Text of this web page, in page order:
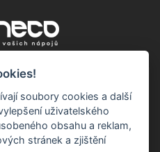
soubory cookies a další
uživatelského
obsahu a reklam,
stránek a zjištění